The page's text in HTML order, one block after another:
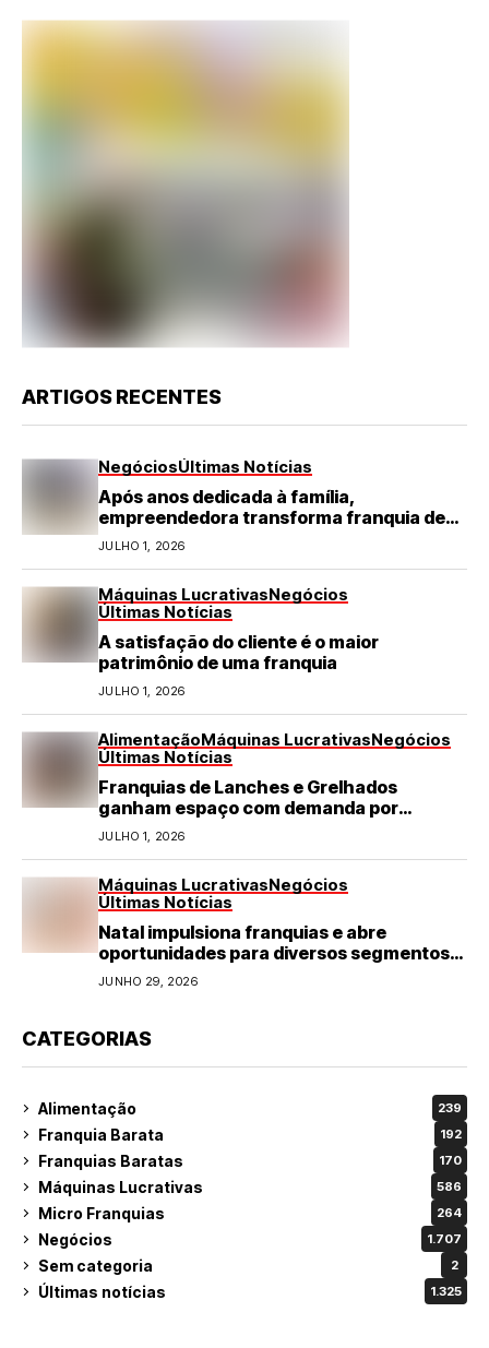
ARTIGOS RECENTES
NegóciosÚltimas Notícias
Após anos dedicada à família,
empreendedora transforma franquia de
turismo em negócio de destaque no RN
JULHO 1, 2026
Máquinas LucrativasNegócios
Últimas Notícias
A satisfação do cliente é o maior
patrimônio de uma franquia
JULHO 1, 2026
AlimentaçãoMáquinas LucrativasNegócios
Últimas Notícias
Franquias de Lanches e Grelhados
ganham espaço com demanda por
refeições rápidas e de qualidade
JULHO 1, 2026
Máquinas LucrativasNegócios
Últimas Notícias
Natal impulsiona franquias e abre
oportunidades para diversos segmentos
do varejo
JUNHO 29, 2026
CATEGORIAS
Alimentação 239
Franquia Barata 192
Franquias Baratas 170
Máquinas Lucrativas 586
Micro Franquias 264
Negócios 1.707
Sem categoria 2
Últimas notícias 1.325